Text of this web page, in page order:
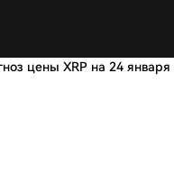
цены XRP на 24 января